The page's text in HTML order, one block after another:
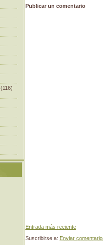
Publicar un comentario
Entrada más reciente
Suscribirse a: Enviar
(116)